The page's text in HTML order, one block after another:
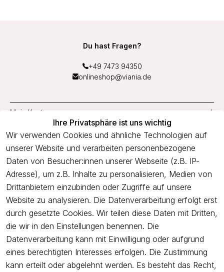
Ihre Privatsphäre ist uns wichtig
Wir verwenden Cookies und ähnliche Technologien auf
unserer Website und verarbeiten personenbezogene
Daten von Besucher:innen unserer Webseite (z.B. IP-
Adresse), um z.B. Inhalte zu personalisieren, Medien von
Drittanbietern einzubinden oder Zugriffe auf unsere
Website zu analysieren. Die Datenverarbeitung erfolgt erst
durch gesetzte Cookies. Wir teilen diese Daten mit Dritten,
die wir in den Einstellungen benennen. Die
Datenverarbeitung kann mit Einwilligung oder aufgrund
eines berechtigten Interesses erfolgen. Die Zustimmung
kann erteilt oder abgelehnt werden. Es besteht das Recht,
Du hast Fragen?
+49 7473 94350
onlineshop@viania.de
Mein Konto
Service
Unternehmen
Newsletter
Freue dich über 5€ Rabatt bei deiner nächsten Bestellung und
profitiere von Angeboten.
Newsletter abonnieren